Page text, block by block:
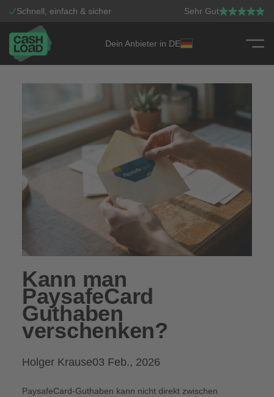
Zum Inhalt springen
Schnell, einfach & sicher Sehr Gut
Dein Anbieter in DE
Kann man
PaysafeCard
Guthaben
verschenken?
Posted
Holger Krause03 Feb., 2026
PaysafeCard-Guthaben kann nicht direkt zwischen